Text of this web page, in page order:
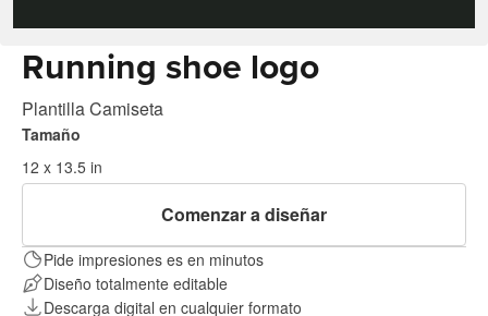
Running shoe logo
Plantilla Camiseta
Tamaño
12 x 13.5 in
Comenzar a diseñar
Pide impresiones es en minutos
Diseño totalmente editable
Descarga digital en cualquier formato